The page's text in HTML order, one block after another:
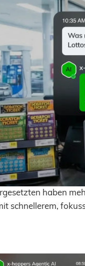
haben
schnellerem,